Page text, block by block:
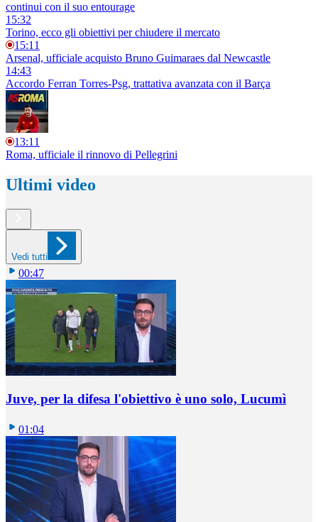
continui con il suo entourage
15:32
Torino, ecco gli obiettivi per chiudere il mercato
15:11
Arsenal, ufficiale acquisto Bruno Guimaraes dal Newcastle
14:43
Accordo Ferran Torres-Psg, trattativa avanzata con il Barça
13:11
Roma, ufficiale il rinnovo di Pellegrini
Ultimi video
Vedi tutti
00:47
Juve, per la difesa l'obiettivo è uno solo, Lucumì
01:04